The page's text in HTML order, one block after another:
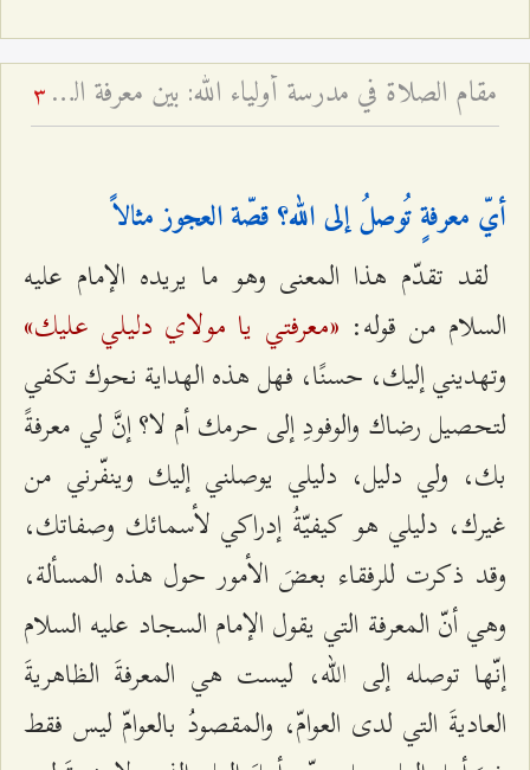
مقام الصلاة في مدرسة أولياء الله: بين معرفة العارفين وظاهر العابدين - لماذا قال النبي الأكرم أرحنا يا بلال؟ 3
أيّ معرفةٍ تُوصلُ إلى الله؟ قصّة العجوز مثالاً
لقد تقدّم هذا المعنى وهو ما يريده الإمام عليه
السلام من قوله: «معرفتي يا مولاي دليلي عليك»
وتهديني إليك، حسنًا، فهل هذه الهداية نحوك تكفي
لتحصيل رضاك والوفودِ إلى حرمك أم لا؟ إنَّ لي معرفةً
بك، ولي دليل، دليلي يوصلني إليك وينفّرني من
غيرك، دليلي هو كيفيّةُ إدراكي لأسمائك وصفاتك،
وقد ذكرت للرفقاء بعضَ الأمور حول هذه المسألة،
وهي أنّ المعرفة التي يقول الإمام السجاد عليه السلام
إنّها توصله إلى الله، ليست هي المعرفةَ الظاهريةَ
العاديةَ التي لدى العوامّ، والمقصودُ بالعوامّ ليس فقط